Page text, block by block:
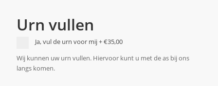
Urn vullen
Ja, vul de urn voor mij+€35,00
Wij kunnen uw urn vullen. Hiervoor kunt u met de as bij ons
langs komen.